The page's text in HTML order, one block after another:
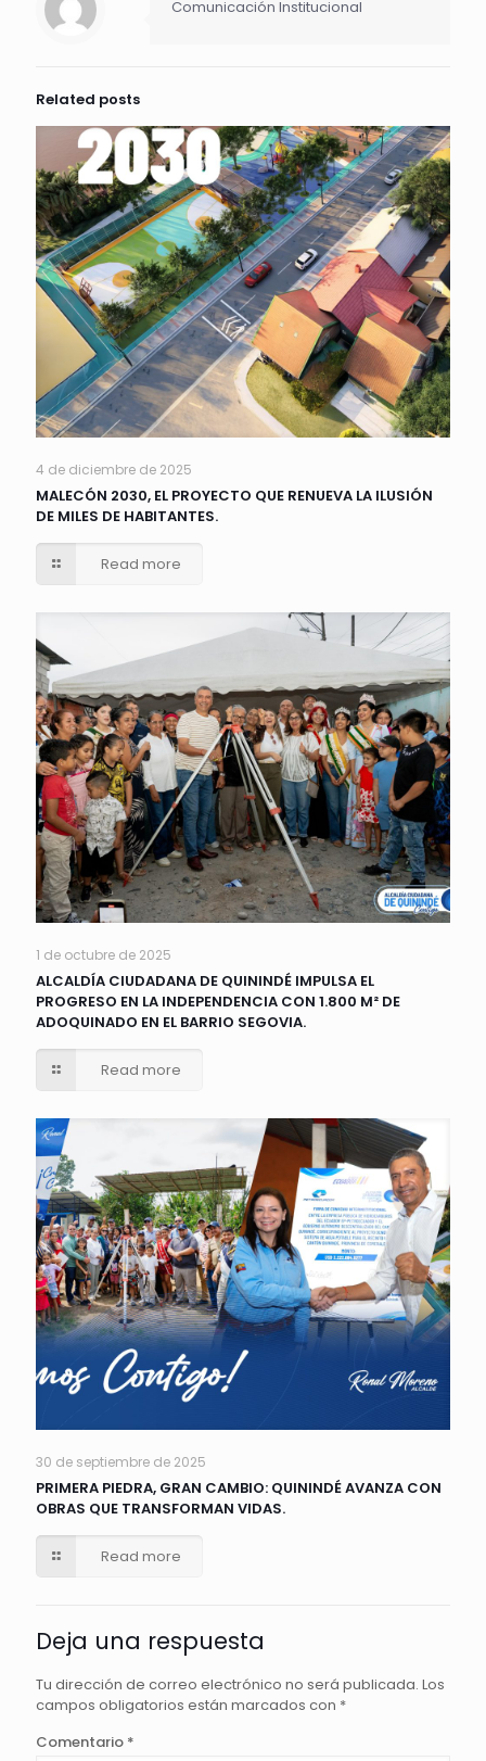
Comunicación Institucional
Related posts
4 de diciembre de 2025
MALECÓN 2030, EL PROYECTO QUE RENUEVA LA ILUSIÓN
DE MILES DE HABITANTES.
Read more
1 de octubre de 2025
ALCALDÍA CIUDADANA DE QUININDÉ IMPULSA EL
PROGRESO EN LA INDEPENDENCIA CON 1.800 M² DE
ADOQUINADO EN EL BARRIO SEGOVIA.
Read more
30 de septiembre de 2025
PRIMERA PIEDRA, GRAN CAMBIO: QUININDÉ AVANZA CON
OBRAS QUE TRANSFORMAN VIDAS.
Read more
Deja una respuesta
Tu dirección de correo electrónico no será publicada. Los
campos obligatorios están marcados con *
Comentario *